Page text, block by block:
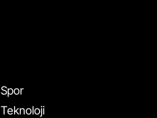
Spor
Teknoloji